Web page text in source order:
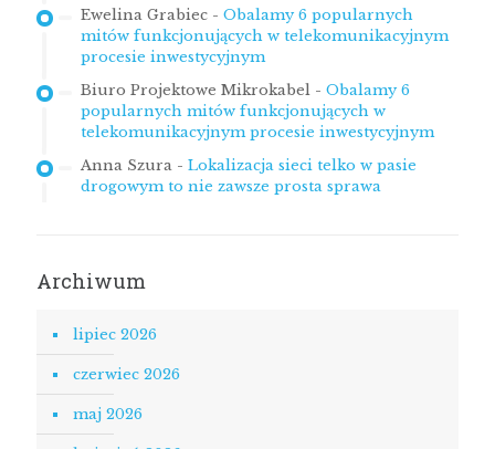
Ewelina Grabiec - Obalamy 6 popularnych
mitów funkcjonujących w telekomunikacyjnym
procesie inwestycyjnym
Biuro Projektowe Mikrokabel - Obalamy 6
popularnych mitów funkcjonujących w
telekomunikacyjnym procesie inwestycyjnym
Anna Szura - Lokalizacja sieci telko w pasie
drogowym to nie zawsze prosta sprawa
Archiwum
lipiec 2026
czerwiec 2026
maj 2026